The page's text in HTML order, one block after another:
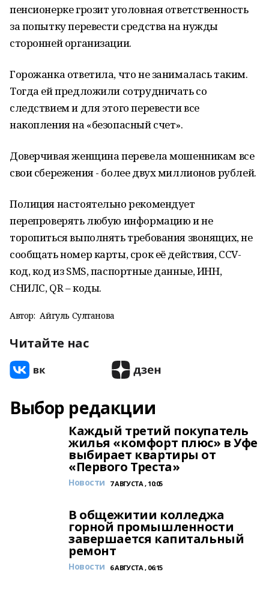
пенсионерке грозит уголовная ответственность
за попытку перевести средства на нужды
сторонней организации.
Горожанка ответила, что не занималась таким.
Тогда ей предложили сотрудничать со
следствием и для этого перевести все
накопления на «безопасный счет».
Доверчивая женщина перевела мошенникам все
свои сбережения - более двух миллионов рублей.
Полиция настоятельно рекомендует
перепроверять любую информацию и не
торопиться выполнять требования звонящих, не
сообщать номер карты, срок её действия, CCV-
код, код из SMS, паспортные данные, ИНН,
СНИЛС, QR – коды.
Автор: Айгуль Султанова
Читайте нас
Выбор редакции
Каждый третий покупатель
жилья «комфорт плюс» в Уфе
выбирает квартиры от
«Первого Треста»
Новости 7 АВГУСТА , 10:05
В общежитии колледжа
горной промышленности
завершается капитальный
ремонт
Новости 6 АВГУСТА , 06:15